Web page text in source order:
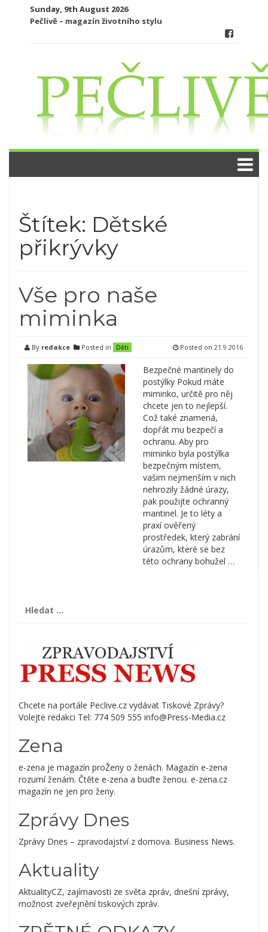
Sunday, 9th August 2026
Pečlivě – magazín životního stylu
Štítek: Dětské
přikrývky
Vše pro naše
miminka
By redakce Posted in Děti Posted on 21.9.2016
Bezpečné mantinely do
postýlky Pokud máte
miminko, určitě pro něj
chcete jen to nejlepší.
Což také znamená,
dopřát mu bezpečí a
ochranu. Aby pro
miminko byla postýlka
bezpečným místem,
vašim nejmenším v nich
nehrozily žádné úrazy,
pak použijte ochranný
mantinel. Je to léty a
praxí ověřený
prostředek, který zabrání
úrazům, které se bez
této ochrany bohužel …
Chcete na portále Peclive.cz vydávat Tiskové Zprávy?
Volejte redakci Tel: 774 509 555 info@Press-Media.cz
Zena
e-zena je magazín proŽeny o ženách. Magazín e-zena
rozumí ženám. Čtěte e-zena a buďte ženou. e-zena.cz
magazín ne jen pro ženy.
Zprávy Dnes
Zprávy Dnes – zpravodajství z domova. Business News.
Aktuality
AktualityCZ, zajímavosti ze světa zpráv, dnešní zprávy,
možnost zveřejnění tiskových zpráv.